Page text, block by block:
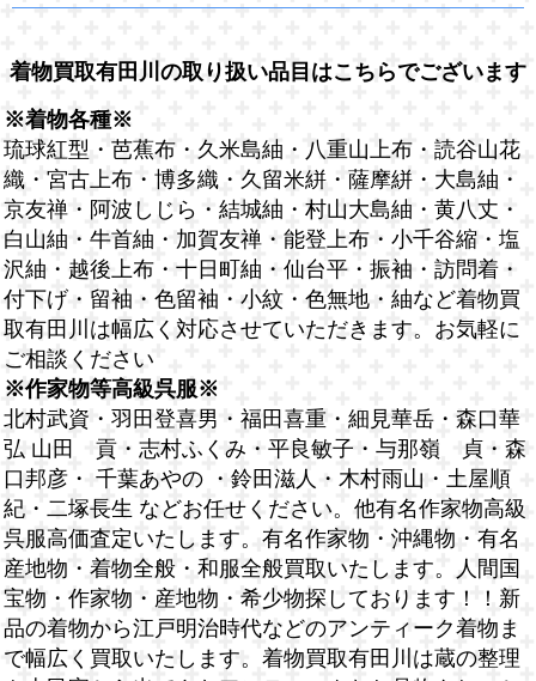
着物買取有田川の取り扱い品目はこちらでございます
※着物各種※
琉球紅型・芭蕉布・久米島紬・八重山上布・読谷山花
織・宮古上布・博多織・久留米絣・薩摩絣・大島紬・
京友禅・阿波しじら・結城紬・村山大島紬・黄八丈・
白山紬・牛首紬・加賀友禅・能登上布・小千谷縮・塩
沢紬・越後上布・十日町紬・仙台平・振袖・訪問着・
付下げ・留袖・色留袖・小紋・色無地・紬など着物買
取有田川は幅広く対応させていただきます。お気軽に
ご相談ください
※作家物等高級呉服※
北村武資・羽田登喜男・福田喜重・細見華岳・森口華
弘 山田 貢・志村ふくみ・平良敏子・与那嶺 貞・森
口邦彦・ 千葉あやの ・鈴田滋人・木村雨山・土屋順
紀・二塚長生 などお任せください。他有名作家物高級
呉服高価査定いたします。有名作家物・沖縄物・有名
産地物・着物全般・和服全般買取いたします。人間国
宝物・作家物・産地物・希少物探しております！！新
品の着物から江戸明治時代などのアンティーク着物ま
で幅広く買取いたします。着物買取有田川は蔵の整理